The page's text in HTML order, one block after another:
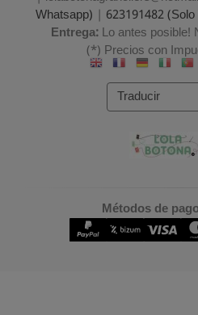
Whatsapp) | 623191482
Entrega:Lo antes posible!
(*) Precios con
Métodos de